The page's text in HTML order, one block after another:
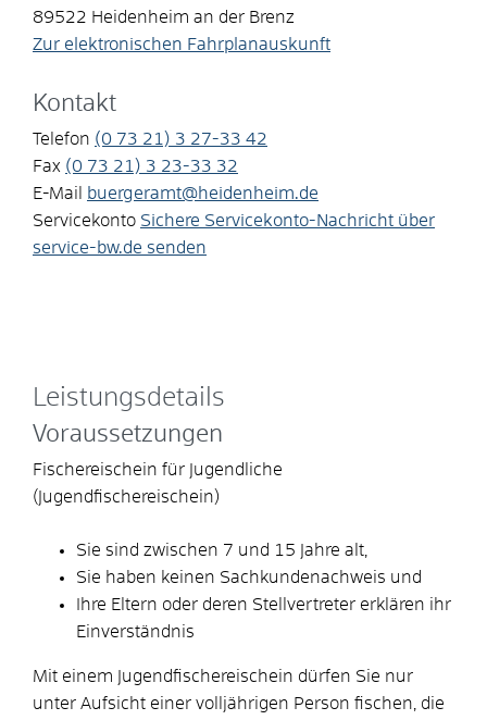
89522 Heidenheim an der Brenz
Zur elektronischen Fahrplanauskunft
Kontakt
Telefon (0 73 21) 3 27-33 42
Fax (0 73 21) 3 23-33 32
E-Mail
buergeramt@heidenheim.de
Servicekonto Sichere Servicekonto-Nachricht über
service-bw.de senden
Leistungsdetails
Voraussetzungen
Fischereischein für Jugendliche
(Jugendfischereischein)
Sie sind zwischen 7 und 15 Jahre alt,
Sie haben keinen Sachkundenachweis und
Ihre Eltern oder deren Stellvertreter erklären ihr
Einverständnis
Mit einem Jugendfischereischein dürfen Sie nur
unter Aufsicht einer volljährigen Person fischen, die